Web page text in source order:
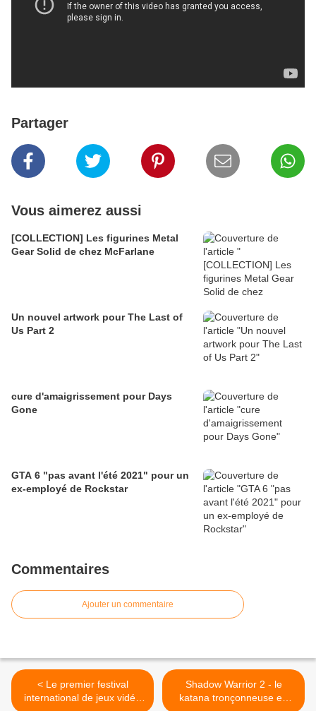
Partager
Vous aimerez aussi
[COLLECTION] Les figurines Metal
Gear Solid de chez McFarlane
Un nouvel artwork pour The Last of
Us Part 2
cure d'amaigrissement pour Days
Gone
GTA 6 "pas avant l'été 2021" pour un
ex-employé de Rockstar
Commentaires
Ajouter un commentaire
< Le premier festival
international de jeux vidéo
Shadow Warrior 2 - le
katana tronçonneuse en